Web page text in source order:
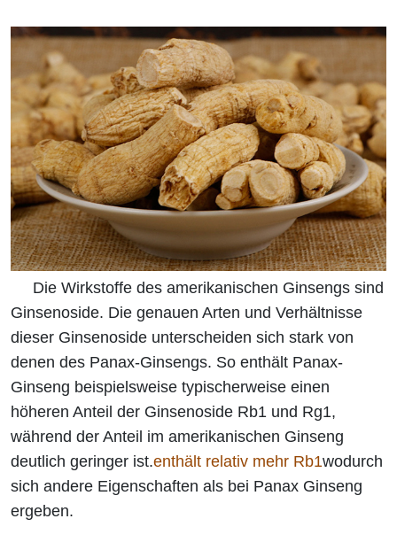
Die Wirkstoffe des amerikanischen Ginsengs sind
Ginsenoside. Die genauen Arten und Verhältnisse
dieser Ginsenoside unterscheiden sich stark von
denen des Panax-Ginsengs. So enthält Panax-
Ginseng beispielsweise typischerweise einen
höheren Anteil der Ginsenoside Rb1 und Rg1,
während der Anteil im amerikanischen Ginseng
deutlich geringer ist.enthält relativ mehr Rb1wodurch
sich andere Eigenschaften als bei Panax Ginseng
ergeben.